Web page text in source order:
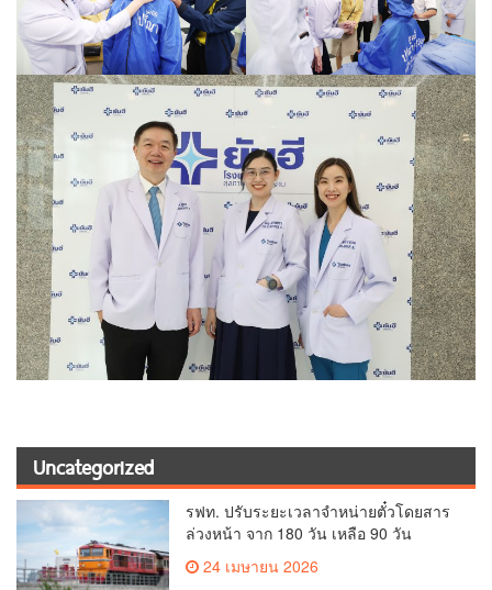
Uncategorized
รฟท. ปรับระยะเวลาจำหน่ายตั๋วโดยสาร
ล่วงหน้า จาก 180 วัน เหลือ 90 วัน
สำหรับขบวนรถที่มีการสำรองที่นั่งทุกข
บวน เพิ่มโอกาสในการเข้าถึงบริการของ
24 เมษายน 2026